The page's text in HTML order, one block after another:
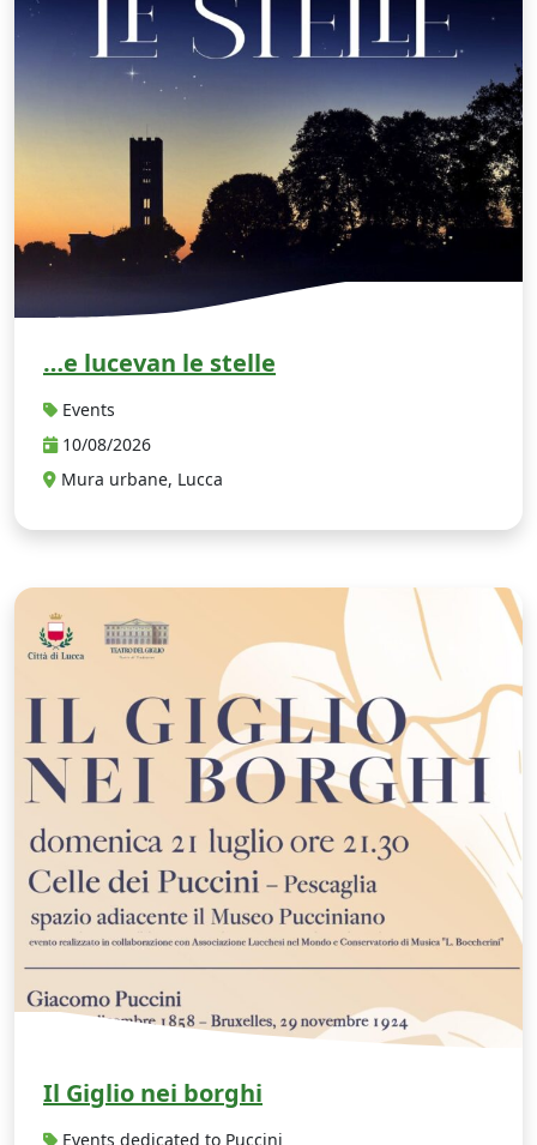
…e lucevan le stelle
Events
10/08/2026
Mura urbane, Lucca
Il Giglio nei borghi
Events dedicated to Puccini